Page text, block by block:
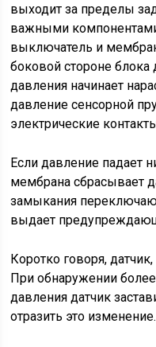
выходит за пределы
важными
выключатель и
боковой стороне блока
давления начинает
давление сенсорной
электрические
Если давление падает
мембрана сбрасывает
замыкания
выдает
Коротко говоря,
При обнаружении
давления датчик
отразить это изменение.